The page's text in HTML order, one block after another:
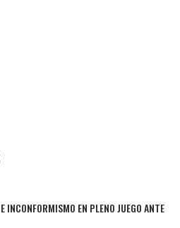
INCONFORMISMO EN PLENO JUEGO ANTE